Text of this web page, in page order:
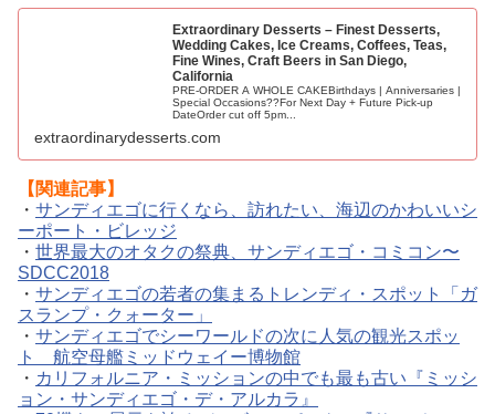
Extraordinary Desserts – Finest Desserts,
Wedding Cakes, Ice Creams, Coffees, Teas,
Fine Wines, Craft Beers in San Diego,
California
PRE-ORDER A WHOLE CAKEBirthdays | Anniversaries |
Special Occasions??For Next Day + Future Pick-up
DateOrder cut off 5pm...
extraordinarydesserts.com
【関連記事】
・ サンディエゴに行くなら、訪れたい、海辺のかわいいシ
ーポート・ビレッジ
・ 世界最大のオタクの祭典、サンディエゴ・コミコン〜
SDCC2018
・ サンディエゴの若者の集まるトレンディ・スポット「ガ
スランプ・クォーター」
・ サンディエゴでシーワールドの次に人気の観光スポッ
ト 航空母艦ミッドウェイー博物館
・ カリフォルニア・ミッションの中でも最も古い『ミッシ
ョン・サンディエゴ・デ・アルカラ』